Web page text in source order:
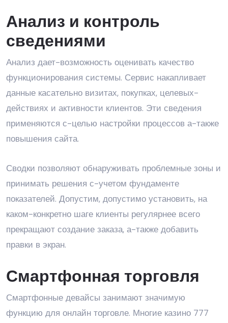
Анализ и контроль
сведениями
Анализ дает-возможность оценивать качество
функционирования системы. Сервис накапливает
данные касательно визитах, покупках, целевых-
действиях и активности клиентов. Эти сведения
применяются с-целью настройки процессов а-также
повышения сайта.
Сводки позволяют обнаруживать проблемные зоны и
принимать решения с-учетом фундаменте
показателей. Допустим, допустимо установить, на
каком-конкретно шаге клиенты регулярнее всего
прекращают создание заказа, а-также добавить
правки в экран.
Смартфонная торговля
Смартфонные девайсы занимают значимую
функцию для онлайн торговле. Многие казино 777